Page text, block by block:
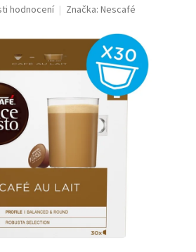
hodnocení Značka: Nescafé